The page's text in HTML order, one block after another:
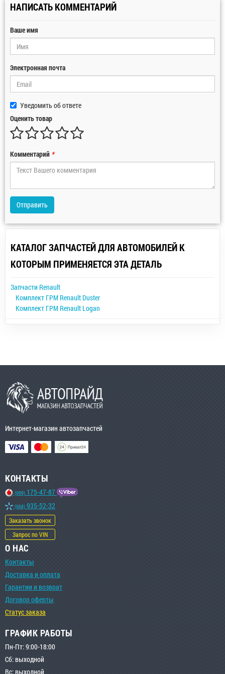
НАПИСАТЬ КОММЕНТАРИЙ
Ваше имя
Электронная почта
Уведомить об ответе
Оценить товар
Комментарий *
Отправить
КАТАЛОГ ЗАПЧАСТЕЙ ДЛЯ АВТОМОБИЛЕЙ К
КОТОРЫМ ПРИМЕНЯЕТСЯ ЭТА ДЕТАЛЬ
Запчасти Renault
Комплект ГРМ Renault Duster
Комплект ГРМ Renault Logan
Интернет-магазин автозапчастей
КОНТАКТЫ
(099) 175-47-87
(068) 935-52-32
Заказать звонок
Запрос по VIN
О НАС
Контакты
Доставка и оплата
Гарантии и возврат
Договор оферты
Статус заказа
ГРАФИК РАБОТЫ
Пн-Пт: 9:00-18:00
Сб: выходной
Вс: выходной